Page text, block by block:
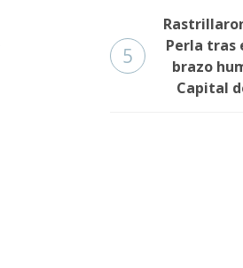
5
Perla tras
brazo
Capital